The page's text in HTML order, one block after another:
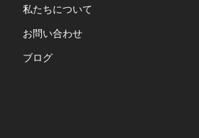
私たちについて
お問い合わせ
ブログ